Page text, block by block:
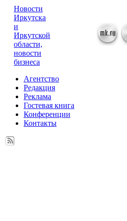
Новости
Иркутска
и
Иркутской
области,
новости
бизнеса
Агентство
Редакция
Реклама
Гостевая книга
Конференции
Контакты